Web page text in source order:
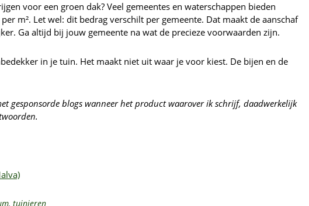
voor een groen dak? Veel gemeentes en waterschappen bieden
m². Let wel: dit bedrag verschilt per gemeente. Dat maakt de aanschaf
Ga altijd bij jouw gemeente na wat de precieze voorwaarden zijn.
in je tuin. Het maakt niet uit waar je voor kiest. De bijen en de
gesponsorde blogs wanneer het product waarover ik schrijf, daadwerkelijk
, tuinieren